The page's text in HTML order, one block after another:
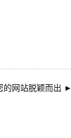
网站脱颖而出 ►